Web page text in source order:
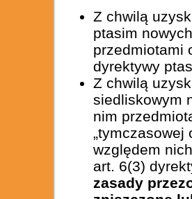
Z chwilą
ptasim
przedmiotami
dyrektywy
Z chwilą
siedliskowym
nim
„tymczasowej
względem
art. 6(3)
zasady